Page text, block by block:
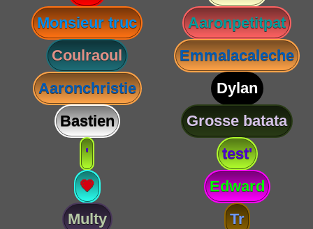
Monsieur truc
Aaronpetitpat
Coulraoul
Emmalacaleche
Aaronchristie
Dylan
Bastien
Grosse batata
'
test'
💗
Edward
Multy
Tr